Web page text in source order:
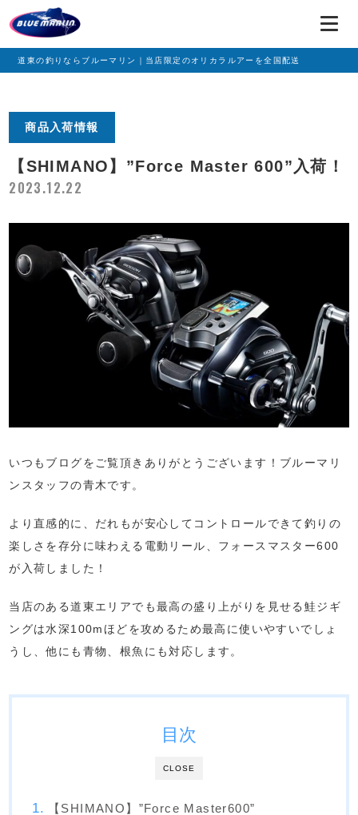
道東の釣りならブルーマリン｜当店限定のオリカラルアーを全国配送
商品入荷情報
【SHIMANO】”Force Master 600”入荷！
2023.12.22
いつもブログをご覧頂きありがとうございます！ブルーマリ
ンスタッフの青木です。
より直感的に、だれもが安心してコントロールできて釣りの
楽しさを存分に味わえる電動リール、フォースマスター600
が入荷しました！
当店のある道東エリアでも最高の盛り上がりを見せる鮭ジギ
ングは水深100mほどを攻めるため最高に使いやすいでしょ
うし、他にも青物、根魚にも対応します。
CLOSE
目次
【SHIMANO】”Force Master600”